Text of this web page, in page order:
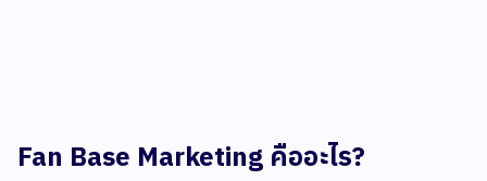
Fan Base Marketing คืออะไร?